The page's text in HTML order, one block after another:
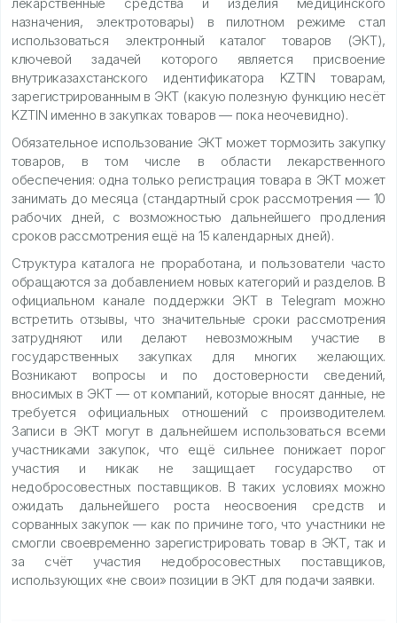
лекарственные средства и изделия медицинского
назначения, электротовары) в пилотном режиме стал
использоваться электронный каталог товаров (ЭКТ),
ключевой задачей которого является присвоение
внутриказахстанского идентификатора KZTIN товарам,
зарегистрированным в ЭКТ (какую полезную функцию несёт
KZTIN именно в закупках товаров — пока неочевидно).
Обязательное использование ЭКТ может тормозить закупку
товаров, в том числе в области лекарственного
обеспечения: одна только регистрация товара в ЭКТ может
занимать до месяца (стандартный срок рассмотрения — 10
рабочих дней, с возможностью дальнейшего продления
сроков рассмотрения ещё на 15 календарных дней).
Структура каталога не проработана, и пользователи часто
обращаются за добавлением новых категорий и разделов. В
официальном канале поддержки ЭКТ в Telegram можно
встретить отзывы, что значительные сроки рассмотрения
затрудняют или делают невозможным участие в
государственных закупках для многих желающих.
Возникают вопросы и по достоверности сведений,
вносимых в ЭКТ — от компаний, которые вносят данные, не
требуется официальных отношений с производителем.
Записи в ЭКТ могут в дальнейшем использоваться всеми
участниками закупок, что ещё сильнее понижает порог
участия и никак не защищает государство от
недобросовестных поставщиков. В таких условиях можно
ожидать дальнейшего роста неосвоения средств и
сорванных закупок — как по причине того, что участники не
смогли своевременно зарегистрировать товар в ЭКТ, так и
за счёт участия недобросовестных поставщиков,
использующих «не свои» позиции в ЭКТ для подачи заявки.